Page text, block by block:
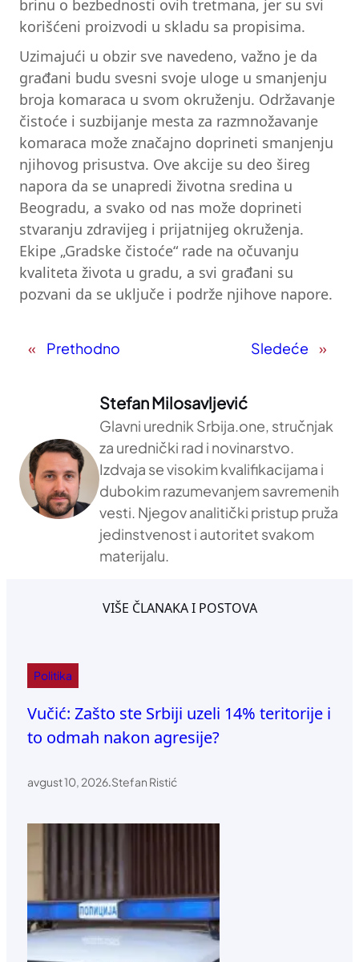
brinu o bezbednosti ovih tretmana, jer su svi
korišćeni proizvodi u skladu sa propisima.
Uzimajući u obzir sve navedeno, važno je da
građani budu svesni svoje uloge u smanjenju
broja komaraca u svom okruženju. Održavanje
čistoće i suzbijanje mesta za razmnožavanje
komaraca može značajno doprineti smanjenju
njihovog prisustva. Ove akcije su deo šireg
napora da se unapredi životna sredina u
Beogradu, a svako od nas može doprineti
stvaranju zdravijeg i prijatnijeg okruženja.
Ekipe „Gradske čistoće“ rade na očuvanju
kvaliteta života u gradu, a svi građani su
pozvani da se uključe i podrže njihove napore.
« Prethodno Sledeće »
Stefan Milosavljević
Glavni urednik Srbija.one, stručnjak
za urednički rad i novinarstvo.
Izdvaja se visokim kvalifikacijama i
dubokim razumevanjem savremenih
vesti. Njegov analitički pristup pruža
jedinstvenost i autoritet svakom
materijalu.
VIŠE ČLANAKA I POSTOVA
Politika
Vučić: Zašto ste Srbiji uzeli 14% teritorije i
to odmah nakon agresije?
avgust 10, 2026.Stefan Ristić